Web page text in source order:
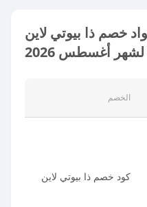
خصم ذا بيوتي لاين
لشهر أغسطس 2026
الخصم
كود خصم ذا بيوتي لاين